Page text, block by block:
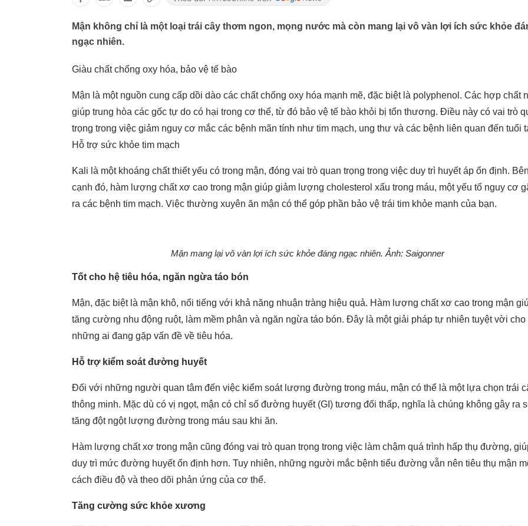
Mận không chỉ là một loại trái cây thơm ngon, mọng nước mà còn mang lại vô vàn lợi ích sức khỏe
ngạc nhiên.
Giàu chất chống oxy hóa, bảo vệ tế bào
Mận là một nguồn cung cấp dồi dào các chất chống oxy hóa mạnh mẽ, đặc biệt là polyphenol. Các hợp chất
giúp trung hòa các gốc tự do có hại trong cơ thể, từ đó bảo vệ tế bào khỏi bị tổn thương. Điều này có vai trò
trọng trong việc giảm nguy cơ mắc các bệnh mãn tính như tim mạch, ung thư và các bệnh liên quan đến tuổi
Hỗ trợ sức khỏe tim mạch
Kali là một khoáng chất thiết yếu có trong mận, đóng vai trò quan trọng trong việc duy trì huyết áp ổn định. Bên
cạnh đó, hàm lượng chất xơ cao trong mận giúp giảm lượng cholesterol xấu trong máu, một yếu tố nguy cơ
ra các bệnh tim mạch. Việc thường xuyên ăn mận có thể góp phần bảo vệ trái tim khỏe mạnh của bạn.
Mận mang lại vô vàn lợi ích sức khỏe đáng ngạc nhiên. Ảnh: Saigonner
Tốt cho hệ tiêu hóa, ngăn ngừa táo bón
Mận, đặc biệt là mận khô, nổi tiếng với khả năng nhuận tràng hiệu quả. Hàm lượng chất xơ cao trong mận
tăng cường nhu động ruột, làm mềm phân và ngăn ngừa táo bón. Đây là một giải pháp tự nhiên tuyệt vời cho
những ai đang gặp vấn đề về tiêu hóa.
Hỗ trợ kiểm soát đường huyết
Đối với những người quan tâm đến việc kiểm soát lượng đường trong máu, mận có thể là một lựa chọn trái
thông minh. Mặc dù có vị ngọt, mận có chỉ số đường huyết (GI) tương đối thấp, nghĩa là chúng không gây ra
tăng đột ngột lượng đường trong máu sau khi ăn.
Hàm lượng chất xơ trong mận cũng đóng vai trò quan trọng trong việc làm chậm quá trình hấp thụ đường,
duy trì mức đường huyết ổn định hơn. Tuy nhiên, những người mắc bệnh tiểu đường vẫn nên tiêu thụ mận
cách điều độ và theo dõi phản ứng của cơ thể.
Tăng cường sức khỏe xương